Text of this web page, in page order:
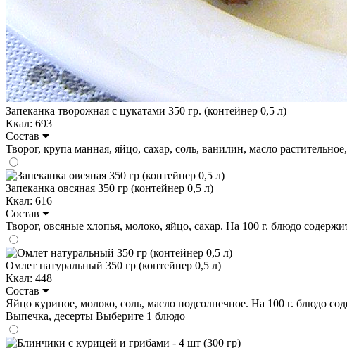
Запеканка творожная с цукатами 350 гр. (контейнер 0,5 л)
Ккал: 693
Состав
Творог, крупа манная, яйцо, сахар, соль, ванилин, масло
Запеканка овсяная 350 гр (контейнер 0,5 л)
Ккал: 616
Состав
Творог, овсяные хлопья, молоко, яйцо, сахар. На 100 г. блюдо
Омлет натуральный 350 гр (контейнер 0,5 л)
Ккал: 448
Состав
Яйцо куриное, молоко, соль, масло подсолнечное. На 100 г. блюдо
Выпечка, десерты Выберите 1 блюдо